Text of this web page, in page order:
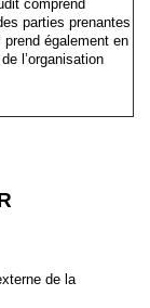
comprend
parties prenantes
également en
l’organisation
de la